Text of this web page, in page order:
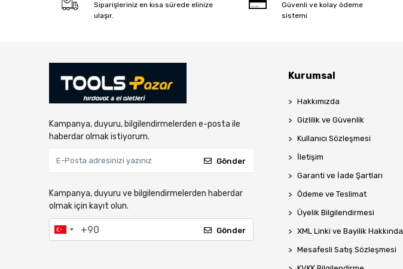
Siparişleriniz en kısa sürede elinize
ulaşır.
Güvenli ve kolay ödeme
sistemi
Kampanya, duyuru, bilgilendirmelerden e-posta ile
haberdar olmak istiyorum.
Gönder
Kampanya, duyuru ve bilgilendirmelerden haberdar
olmak için kayıt olun.
Gönder
Kurumsal
Hakkımızda
Gizlilik ve Güvenlik
Kullanıcı Sözleşmesi
İletişim
Garanti ve İade Şartları
Ödeme ve Teslimat
Üyelik Bilgilendirmesi
XML Linki ve Bayilik Hakkında
Mesafesli Satış Sözleşmesi